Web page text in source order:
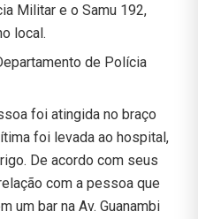
Militar e o Samu 192,
local.
de Polícia
foi atingida no braço
foi levada ao hospital,
De acordo com seus
com a pessoa que
um bar na Av. Guanambi